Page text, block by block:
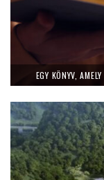
EGY KÖNYV,